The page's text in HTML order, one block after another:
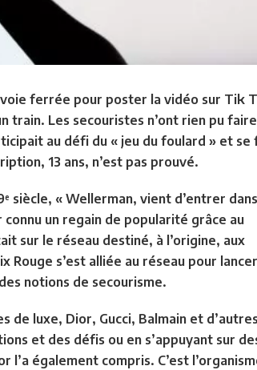
ferrée pour poster la vidéo sur Tik
train. Les secouristes n’ont rien pu
au défi du « jeu du foulard » et
13 ans, n’est pas prouvé.
e siècle, « Wellerman, vient d’entrer
un regain de popularité grâce au
sur le réseau destiné, à l’origine, aux
Rouge s’est alliée au réseau pour
notions de secourisme.
de luxe, Dior, Gucci, Balmain et
et des défis ou en s’appuyant sur
l’a également compris. C’est